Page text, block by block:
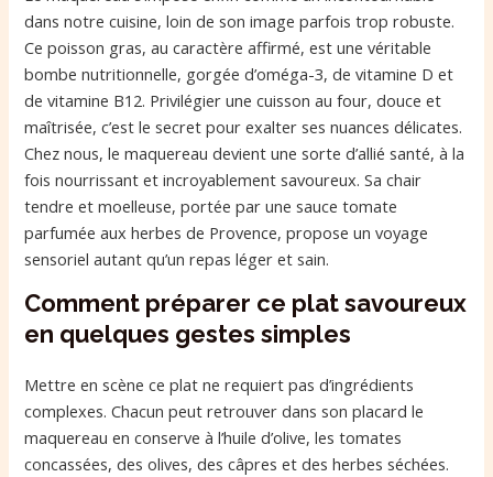
dans notre cuisine, loin de son image parfois trop robuste.
Ce poisson gras, au caractère affirmé, est une véritable
bombe nutritionnelle, gorgée d’oméga-3, de vitamine D et
de vitamine B12. Privilégier une cuisson au four, douce et
maîtrisée, c’est le secret pour exalter ses nuances délicates.
Chez nous, le maquereau devient une sorte d’allié santé, à la
fois nourrissant et incroyablement savoureux. Sa chair
tendre et moelleuse, portée par une sauce tomate
parfumée aux herbes de Provence, propose un voyage
sensoriel autant qu’un repas léger et sain.
Comment préparer ce plat savoureux
en quelques gestes simples
Mettre en scène ce plat ne requiert pas d’ingrédients
complexes. Chacun peut retrouver dans son placard le
maquereau en conserve à l’huile d’olive, les tomates
concassées, des olives, des câpres et des herbes séchées.